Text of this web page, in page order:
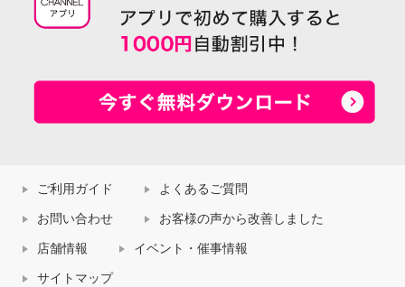
ご利用ガイド よくあるご質問
お問い合わせ お客様の声から改善しました
店舗情報 イベント・催事情報
サイトマップ